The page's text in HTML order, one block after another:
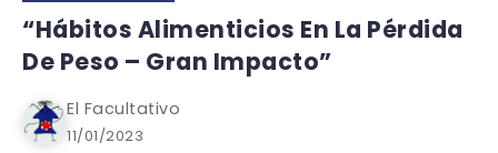
“Hábitos Alimenticios En La Pérdida
De Peso – Gran Impacto”
El Facultativo
11/01/2023